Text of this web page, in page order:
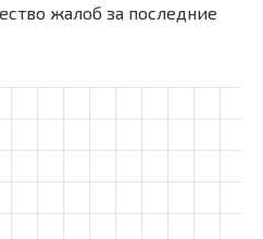
жалоб за последние